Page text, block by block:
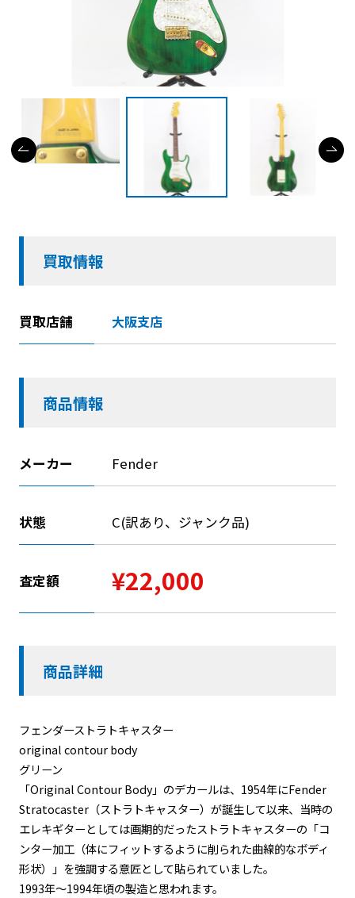
買取情報
買取店舗 大阪支店
商品情報
メーカー Fender
状態 C(訳あり、ジャンク品)
査定額 ¥22,000
商品詳細
フェンダーストラトキャスター
original contour body
グリーン
「Original Contour Body」のデカールは、1954年にFender
Stratocaster（ストラトキャスター）が誕生して以来、当時の
エレキギターとしては画期的だったストラトキャスターの「コ
ンター加工（体にフィットするように削られた曲線的なボディ
形状）」を強調する意匠として貼られていました。
1993年〜1994年頃の製造と思われます。